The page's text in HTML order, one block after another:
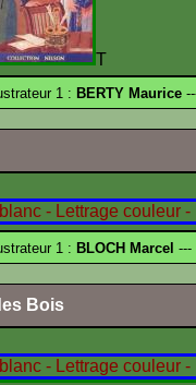
T
1 : BERTY Maurice
1 : BLOCH Marcel ---
Bois